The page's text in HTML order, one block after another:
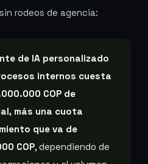
rodeos de agencia:
de IA personalizado
internos cuesta
COP de
más una cuota
que va de
COP, dependiendo de